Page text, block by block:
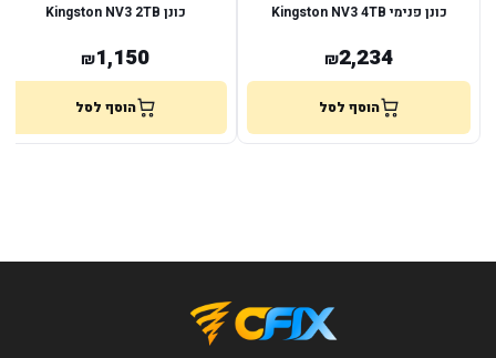
כונן פנימי Kingston NV3 4TB
₪2,234
הוסף לסל
כונן Kingston NV3 2TB
₪1,150
הוסף לסל